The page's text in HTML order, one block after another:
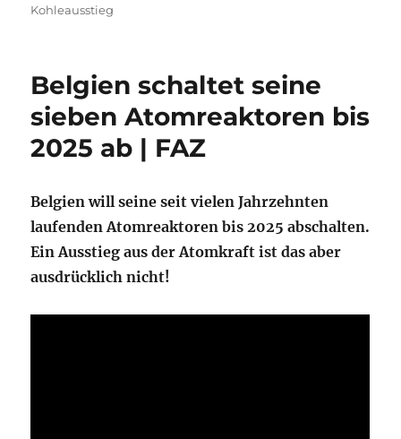
Kohleausstieg
Belgien schaltet seine
sieben Atomreaktoren bis
2025 ab | FAZ
Belgien will seine seit vielen Jahrzehnten
laufenden Atomreaktoren bis 2025 abschalten.
Ein Ausstieg aus der Atomkraft ist das aber
ausdrücklich nicht!